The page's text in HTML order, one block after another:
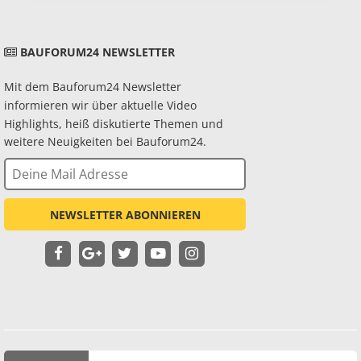
BAUFORUM24 NEWSLETTER
Mit dem Bauforum24 Newsletter
informieren wir über aktuelle Video
Highlights, heiß diskutierte Themen und
weitere Neuigkeiten bei Bauforum24.
NEWSLETTER ABONNIEREN